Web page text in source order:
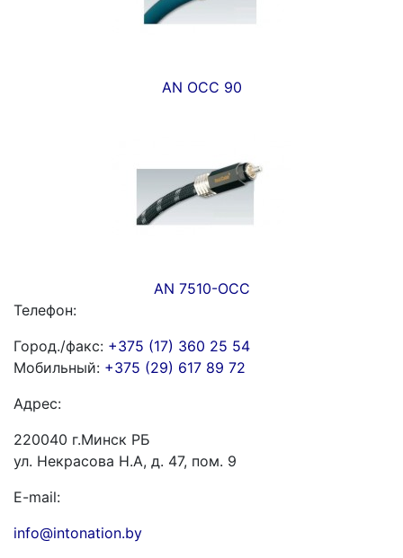
AN OCC 90
AN 7510-ОСС
Телефон:
Город./факс: +375 (17) 360 25 54
Мобильный: +375 (29) 617 89 72
Адрес:
220040 г.Минск РБ
ул. Некрасова Н.А, д. 47, пом. 9
E-mail:
info@intonation.by